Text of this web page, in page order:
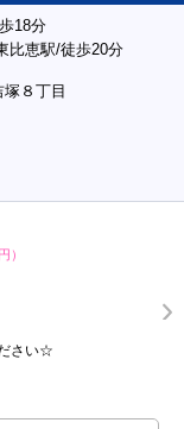
18分
比恵駅/徒歩20分
８丁目
）
さい☆